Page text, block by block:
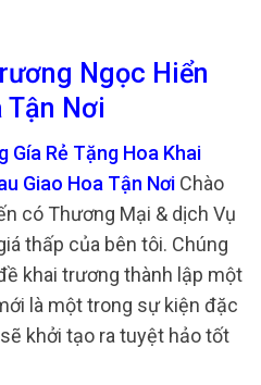
Ngọc Hiển
Tận Nơi
Gía Rẻ Tặng Hoa Khai
Giao Hoa Tận Nơi Chào
có Thương Mại & dịch Vụ
thấp của bên tôi. Chúng
khai trương thành lập một
là một trong sự kiện đặc
khởi tạo ra tuyệt hảo tốt